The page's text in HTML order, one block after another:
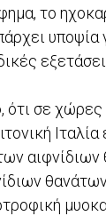
το
υποψία
ότι σε